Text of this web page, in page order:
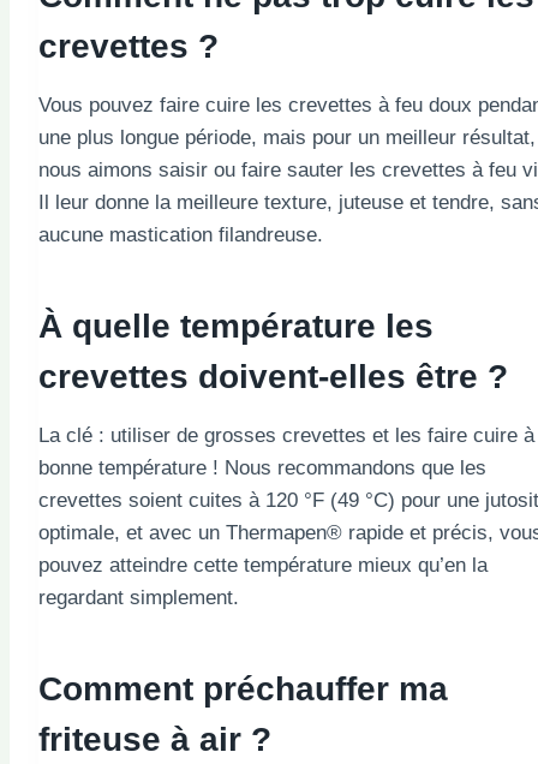
crevettes ?
Vous pouvez faire cuire les crevettes à feu doux
une plus longue période, mais pour un meilleur résultat,
nous aimons saisir ou faire sauter les crevettes à feu
Il leur donne la meilleure texture, juteuse et tendre,
aucune mastication filandreuse.
À quelle température les
crevettes doivent-elles être ?
La clé : utiliser de grosses crevettes et les faire cuire
bonne température ! Nous recommandons que les
crevettes soient cuites à 120 °F (49 °C) pour une
optimale, et avec un Thermapen® rapide et précis,
pouvez atteindre cette température mieux qu’en la
regardant simplement.
Comment préchauffer ma
friteuse à air ?